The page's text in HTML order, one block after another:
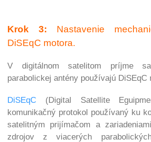
Krok 3: Nastavenie
DiSEqC motora.
V digitálnom satelitom príjme
parabolickej antény používajú DiSEqC
DiSEqC (Digital Satellite
komunikačný protokol používaný ku
satelitným prijímačom a
zdrojov z viacerých